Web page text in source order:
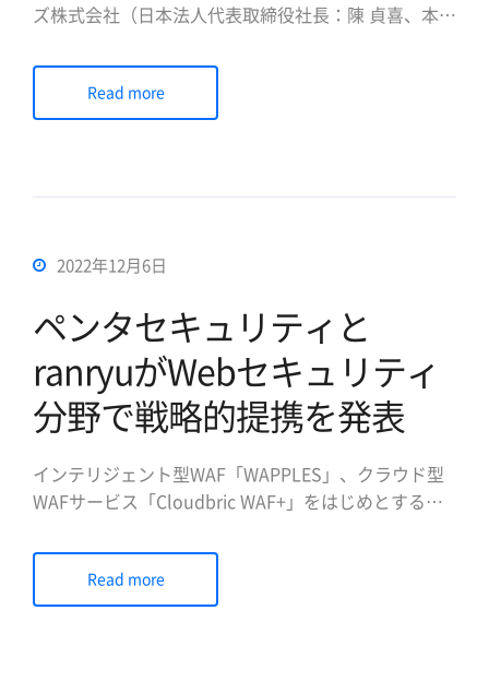
ズ株式会社（日本法人代表取締役社長：陳 貞喜、本
年2月15日より、セキュリティのエキスパートによる
脆弱性診断と95カ国から収集した独自の脅威インテリ
ジェンスを利用できるサービス「Cloudbric 脆弱性診
Read more
2022年12月6日
ペンタセキュリティと
ranryuがWebセキュリティ
分野で戦略的提携を発表
インテリジェント型WAF「WAPPLES」、クラウド型
WAFサービス「Cloudbric WAF+」をはじめとするセ
システムズ株式会社（日本法人代表取締役社長：陳 貞
喜、本社：韓国ソウル、以下ペンタセキュリティ）と
株式会社ranryu（代表取締役社長：崎山 康平、本
Read more